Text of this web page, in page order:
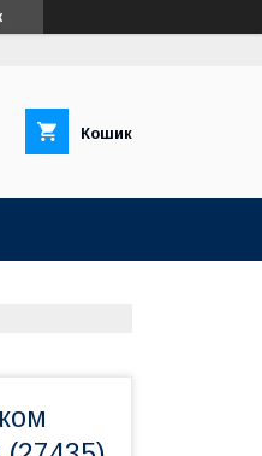
Кошик